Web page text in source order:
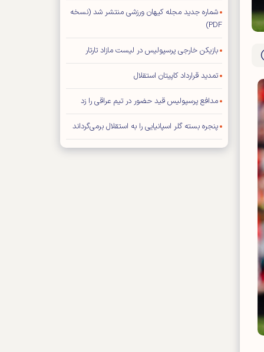
شماره جدید مجله کیهان ورزشی منتشر شد (نسخه
PDF)
بازیکن خارجی پرسپولیس در لیست مازاد تارتار
تمدید قرارداد کاپیتان استقلال
مدافع پرسپولیس قید حضور در تیم عراقی را زد
پنجره بسته گلر اسپانیایی را به استقلال برمی‌گرداند
مهاجم خارجی پرسپولیس ماندنی شد